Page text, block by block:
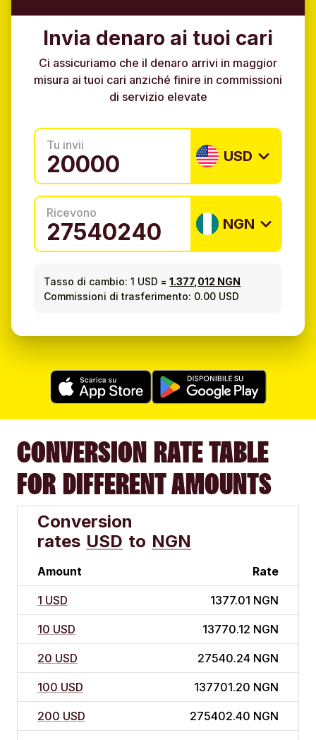
Invia denaro ai tuoi cari
Ci assicuriamo che il denaro arrivi in maggior
misura ai tuoi cari anziché finire in commissioni
di servizio elevate
Tu invii
USD
Ricevono
NGN
Tasso di cambio: 1 USD =1.377,012 NGN
Commissioni di trasferimento: 0.00 USD
CONVERSION RATE TABLE
FOR DIFFERENT AMOUNTS
Conversion
rates USD to NGN
Amount Rate
1 USD 1377.01 NGN
10 USD 13770.12 NGN
20 USD 27540.24 NGN
100 USD 137701.20 NGN
200 USD 275402.40 NGN